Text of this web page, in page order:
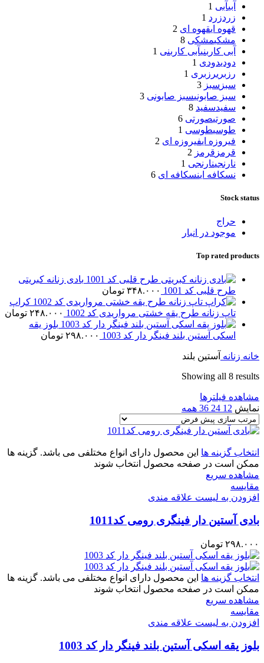
آبیآبی 1
زردزرد 1
قهوه ایقهوه ای 2
مشکیمشکی 8
آبی کاربنیآبی کاربنی 1
دودیدودی 1
رزبریرزبری 1
سبز سبز 3
سبز صابونیسبز صابونی 3
سفیدسفید 8
صورتیصورتی 6
طوسیطوسی 1
فیروزه ایفیروزه ای 2
قرمز قرمز 2
نارنجینارنجی 1
نسکافه اینسکافه ای 6
Stock status
حراج
موجود در انبار
Top rated products
بادی زنانه کبریتی
طرح قلبی کد 1001
۳۴۸.۰۰۰ تومان
کراپ
تاپ زنانه طرح یقه خشتی مرواریدی کد 1002
۲۴۸.۰۰۰ تومان
بلوز یقه
اسکی آستین بلند فینگر دار کد 1003
۲۹۸.۰۰۰ تومان
خانه زنانه آستین بلند
Showing all 8 results
مشاهده فیلترها
نمایش 12
24
36 همه
انتخاب گزینه ها این محصول دارای انواع مختلفی می باشد. گزینه ها
ممکن است در صفحه محصول انتخاب شوند
مشاهده سریع
مقایسه
افزودن به لیست علاقه مندی
بادی آستین دار فینگری رومی کد1011
۲۹۸.۰۰۰ تومان
انتخاب گزینه ها این محصول دارای انواع مختلفی می باشد. گزینه ها
ممکن است در صفحه محصول انتخاب شوند
مشاهده سریع
مقایسه
افزودن به لیست علاقه مندی
بلوز یقه اسکی آستین بلند فینگر دار کد 1003